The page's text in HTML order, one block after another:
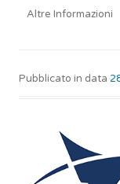
Altre Informazioni
Pubblicato in data